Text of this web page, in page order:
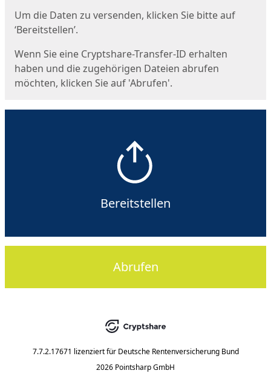
Um die Daten zu versenden, klicken Sie bitte auf
‘Bereitstellen’.
Wenn Sie eine Cryptshare-Transfer-ID erhalten
haben und die zugehörigen Dateien abrufen
möchten, klicken Sie auf 'Abrufen'.
Bereitstellen
Abrufen
7.7.2.17671 lizenziert für Deutsche Rentenversicherung Bund
2026 Pointsharp GmbH